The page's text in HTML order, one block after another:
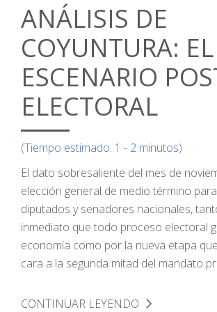
ANÁLISIS DE
COYUNTURA: EL
ESCENARIO
ELECTORAL
(Tiempo estimado: 1 - 2 minutos)
El dato sobresaliente del mes de
elección general de medio término
diputados y senadores nacionales,
inmediato que todo proceso electoral
economía como por la nueva etapa
cara a la segunda mitad del mandato
CONTINUAR LEYENDO